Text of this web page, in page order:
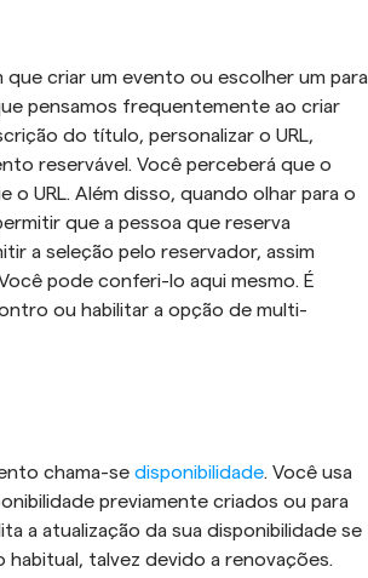
criar um evento ou escolher um para
pensamos frequentemente ao criar
do título, personalizar o URL,
reservável. Você perceberá que o
URL. Além disso, quando olhar para o
que a pessoa que reserva
a seleção pelo reservador, assim
pode conferi-lo aqui mesmo. É
ou habilitar a opção de multi-
chama-se disponibilidade. Você usa
previamente criados ou para
a atualização da sua disponibilidade se
talvez devido a renovações.